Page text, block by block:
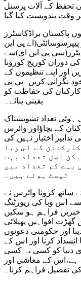
تحفظ کے آلات پرسنل
وقت بندوبست کیا گیا
پاکستان براڈکاسٹرز
پی این
پی این ای)سے
دوران کوریج کورونا
اور اپنے تنظیموں کے
نگرانی کریں۔پی پی
کارکنان کی حفاظت کو
یقینی بنائے۔
ہوئی تعداد تشویشناک
کے بچاوٗاور وائرس
اختیار نہیں کی
تک کم از کم 38میڈیا کارکنان کے اس وبا
اصل تعداد بہت
بہت کم تعداد میں
ٹیسٹ ہوئے ہیں۔
ساتھ کرونا وائرس نے
اس وبا کی رپورٹنگ
فراہم ہو سکیں
افواہیں پھیلائی
اور حکومتی دعوئوں
کرنا اور اس کے
دنیا کو کسی نہ کسی
ہے،اس کے معاشی اور
تفصیل فراہم کرنا۔